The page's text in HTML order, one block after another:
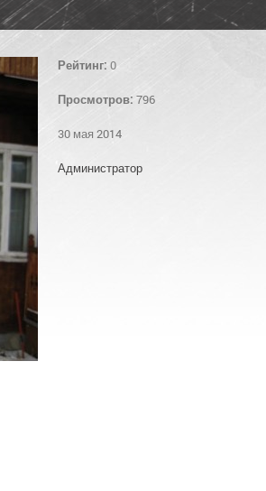
Рейтинг: 0
Просмотров: 796
30 мая 2014
Администратор